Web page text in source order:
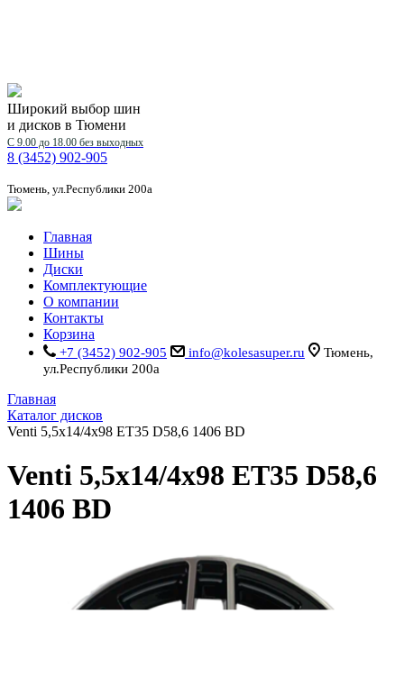
Широкий выбор шин
и дисков в Тюмени
С 9.00 до 18.00 без выходных
8 (3452) 902-905
Тюмень, ул.Республики 200а
Главная
Шины
Диски
Комплектующие
О компании
Контакты
Корзина
+7 (3452) 902-905 info@kolesasuper.ru
Тюмень,
ул.Республики 200а
Главная
Каталог дисков
Venti 5,5x14/4x98 ET35 D58,6 1406 BD
Venti 5,5x14/4x98 ET35 D58,6
1406 BD